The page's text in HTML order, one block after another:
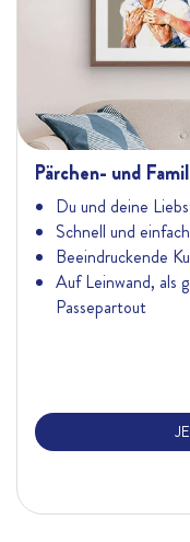
Pärchen- und
Du und deine
Schnell und
Beeindruckende
Auf Leinwand, als
Passepartout